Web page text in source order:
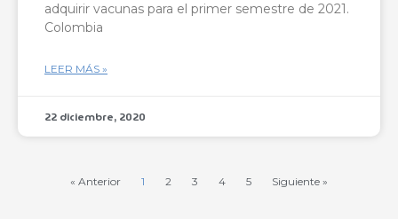
adquirir vacunas para el primer semestre de 2021.
Colombia
LEER MÁS »
22 diciembre, 2020
« Anterior 1 2 3 4 5 Siguiente »